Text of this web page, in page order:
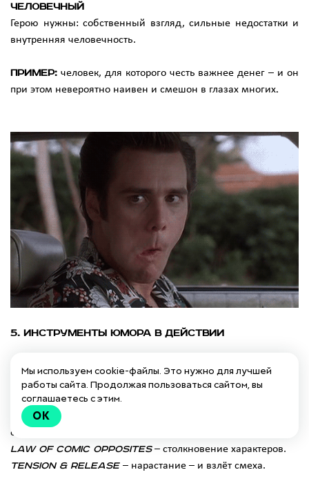
человечный
Герою нужны: собственный взгляд, сильные недостатки и
внутренняя человечность.
Пример: человек, для которого честь важнее денег – и он
при этом невероятно наивен и смешон в глазах многих.
5. Инструменты юмора в действии
Clash of context (столкновение контекста)
несочетаемые вещи в одном месте: например, робот в
монастыре.
Wildly inappropriate response
ответ.
Law of comic opposites– столкновение характеров.
Tension & release – нарастание – и взлёт смеха.
Мы используем cookie-файлы. Это нужно для лучшей
работы сайта. Продолжая пользоваться сайтом, вы
соглашаетесь с этим.
OK